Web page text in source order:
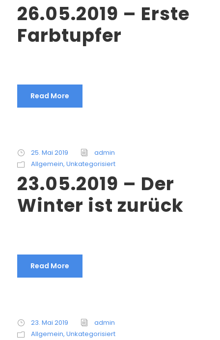
26.05.2019 – Erste
Farbtupfer
Read More
25. Mai 2019
admin
Allgemein, Unkategorisiert
23.05.2019 – Der
Winter ist zurück
Read More
23. Mai 2019
admin
Allgemein, Unkategorisiert